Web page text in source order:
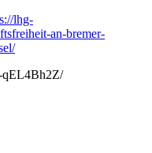
lhg-
an-bremer-
qEL4Bh2Z/